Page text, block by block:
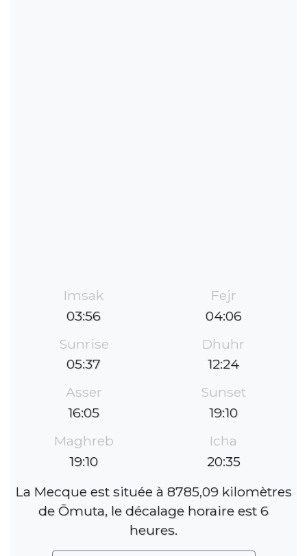
Imsak
03:56
Fejr
04:06
Sunrise
05:37
Dhuhr
12:24
Asser
16:05
Sunset
19:10
Maghreb
19:10
Icha
20:35
La Mecque est située à 8785,09 kilomètres
de Ōmuta, le décalage horaire est 6
heures.